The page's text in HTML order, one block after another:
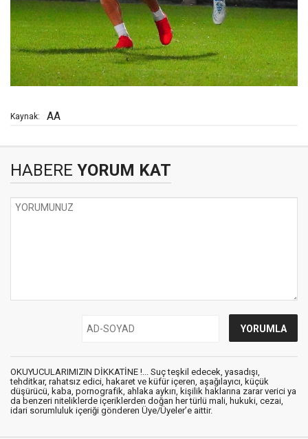
Kaynak: AA
HABERE YORUM KAT
OKUYUCULARIMIZIN DİKKATİNE !... Suç teşkil edecek, yasadışı,
tehditkar, rahatsız edici, hakaret ve küfür içeren, aşağılayıcı, küçük
düşürücü, kaba, pornografik, ahlaka aykırı, kişilik haklarına zarar verici ya
da benzeri niteliklerde içeriklerden doğan her türlü mali, hukuki, cezai,
idari sorumluluk içeriği gönderen Üye/Üyeler’e aittir.